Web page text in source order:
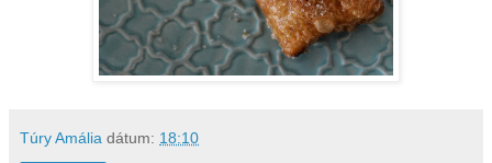
Túry Amália dátum: 18:10